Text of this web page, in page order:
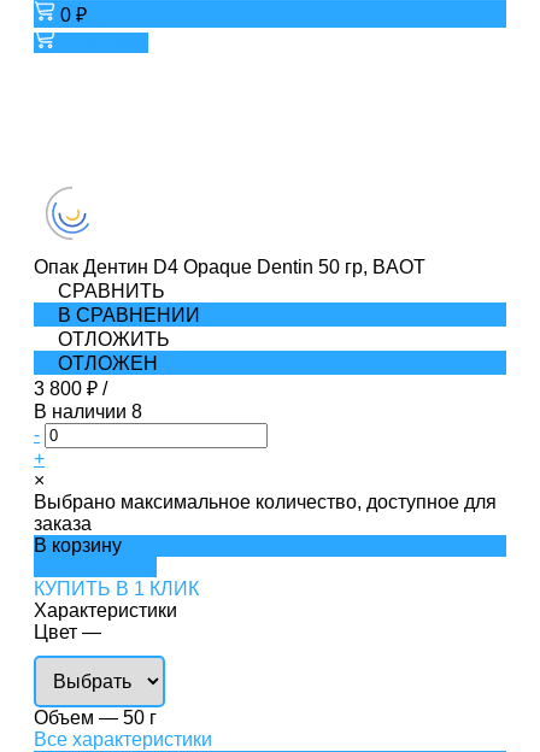
0 ₽
Опак Дентин D4 Opaque Dentin 50 гр, BAOT
СРАВНИТЬ
В СРАВНЕНИИ
ОТЛОЖИТЬ
ОТЛОЖЕН
3 800 ₽ /
В наличии 8
-
+
×
Выбрано максимальное количество, доступное для
заказа
В корзину
КУПИТЬ В 1 КЛИК
Характеристики
Цвет —
Объем — 50 г
Все характеристики